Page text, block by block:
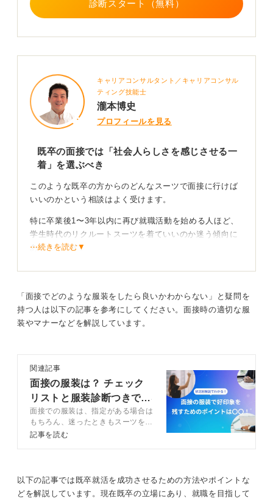
診断スタート（無料）
キャリアコンサルタント／キャリアコンサル
ティング技能士
瀧本博史
プロフィールを見る
既卒の面接では「社会人らしさを感じさせる一
着」を選ぶべき
このような既卒の方からのどんなスーツで面接に行けば
いいのかという相談はよく受けます。
特に卒業後1〜3年以内に再び就職活動を始める人ほど、
学生時代のリクルートスーツを着ていいのか迷う傾向に
あるようです。
人である雰囲気を持つビジネススーツを選ぶのが理想と
なります。
たしかに黒や濃紺のスーツは無難ですが学生の印象が残
りやすいため、ネイビーやチャコールグレーなど柔らか
く信頼感のある色が好印象です。
ただし業界や企業の雰囲気によっては業務に適した色あ
いは異なります。男性は2つボタンのシンプルなスーツ、
女性はテーラードジャケットに膝丈スカートあるいはパ
シャツは白や淡いブルーなど、清潔感を重視しましょ
う。
⋯続きを読む▼
「面接でどのような服装をしたら良いかわからない」と疑問を
持つ人は以下の記事を参考にしてください。面接時の適切な服
装やマナーなどを解説しています。
関連記事
面接の服装は？ チェック
リストと服装診断つきで解
説
面接での服装は、指定がある場合は
もちろん、迷ったときもスーツを選
ぶのが安心です。指定がない、もし
ンサルタントが詳しく解説している
ので参考にしてみてください。
記事を読む
以下の記事では既卒就活を成功させるための方法やポイントな
どを解説しています。現在既卒の立場にあり、就職を目指して